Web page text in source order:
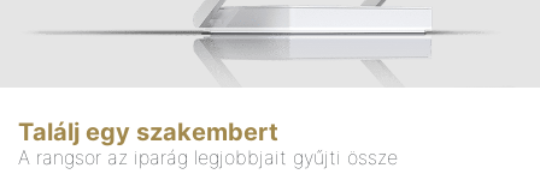
Találj egy szakembert
A rangsor az iparág legjobbjait gyűjti össze